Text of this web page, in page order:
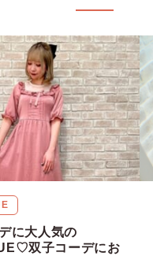
に大人気の
双子コーデにお